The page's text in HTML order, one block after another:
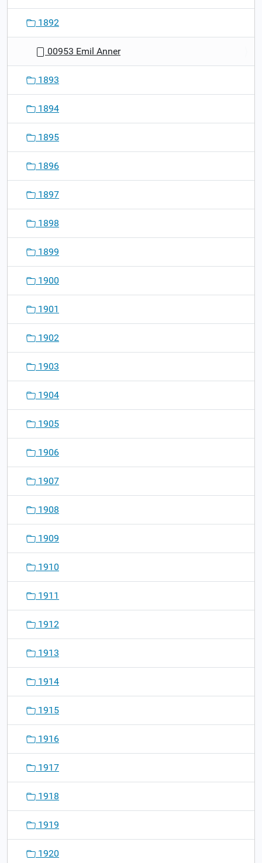
1892
00953 Emil Anner
1893
1894
1895
1896
1897
1898
1899
1900
1901
1902
1903
1904
1905
1906
1907
1908
1909
1910
1911
1912
1913
1914
1915
1916
1917
1918
1919
1920